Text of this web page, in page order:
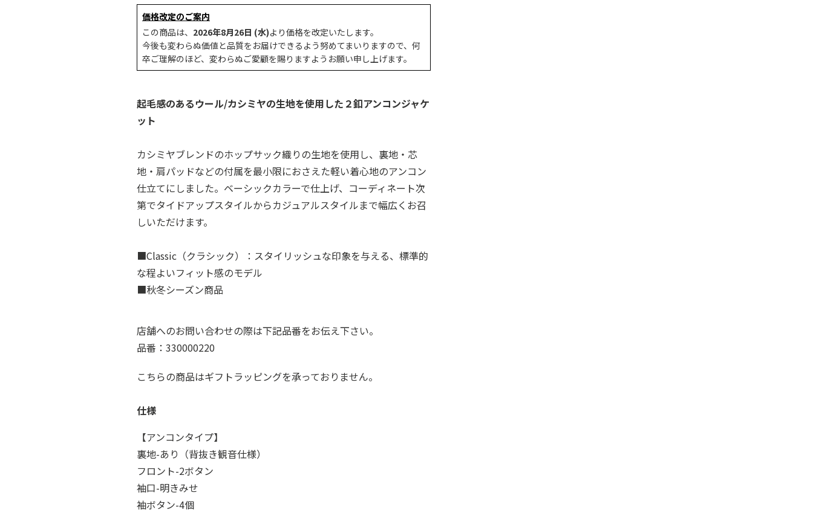
価格改定のご案内
この商品は、 2026年8月26日 (水)より価格を改定いたします。
今後も変わらぬ価値と品質をお届けできるよう努めてまいりますので、何
卒ご理解のほど、変わらぬご愛顧を賜りますようお願い申し上げます。
起毛感のあるウール/カシミヤの生地を使用した２釦アンコンジャケ
ット
カシミヤブレンドのホップサック織りの生地を使用し、裏地・芯
地・肩パッドなどの付属を最小限におさえた軽い着心地のアンコン
仕立てにしました。ベーシックカラーで仕上げ、コーディネート次
第でタイドアップスタイルからカジュアルスタイルまで幅広くお召
しいただけます。
■Classic（クラシック）：スタイリッシュな印象を与える、標準的
な程よいフィット感のモデル
■秋冬シーズン商品
店舗へのお問い合わせの際は下記品番をお伝え下さい。
品番：330000220
こちらの商品はギフトラッピングを承っておりません。
仕様
【アンコンタイプ】
裏地-あり（背抜き観音仕様）
フロント-2ボタン
袖口-明きみせ
袖ボタン-4個